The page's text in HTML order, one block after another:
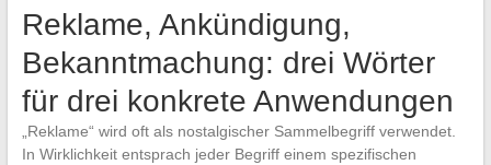
Reklame, Ankündigung,
Bekanntmachung: drei Wörter
für drei konkrete Anwendungen
„Reklame“ wird oft als nostalgischer Sammelbegriff verwendet.
In Wirklichkeit entsprach jeder Begriff einem spezifischen